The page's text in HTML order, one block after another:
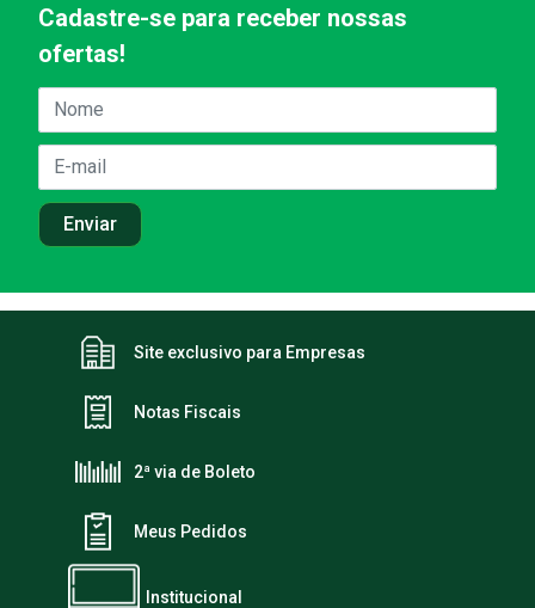
Cadastre-se para receber nossas
ofertas!
Site exclusivo para Empresas
Notas Fiscais
2ª via de Boleto
Meus Pedidos
Institucional